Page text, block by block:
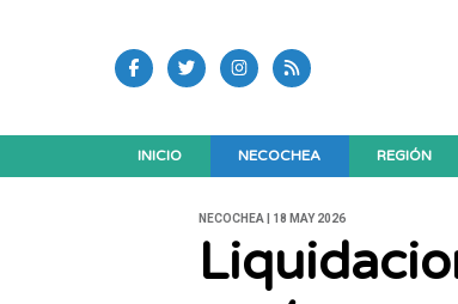
INICIO NECOCHEA REGIÓN
NECOCHEA | 18 MAY 2026